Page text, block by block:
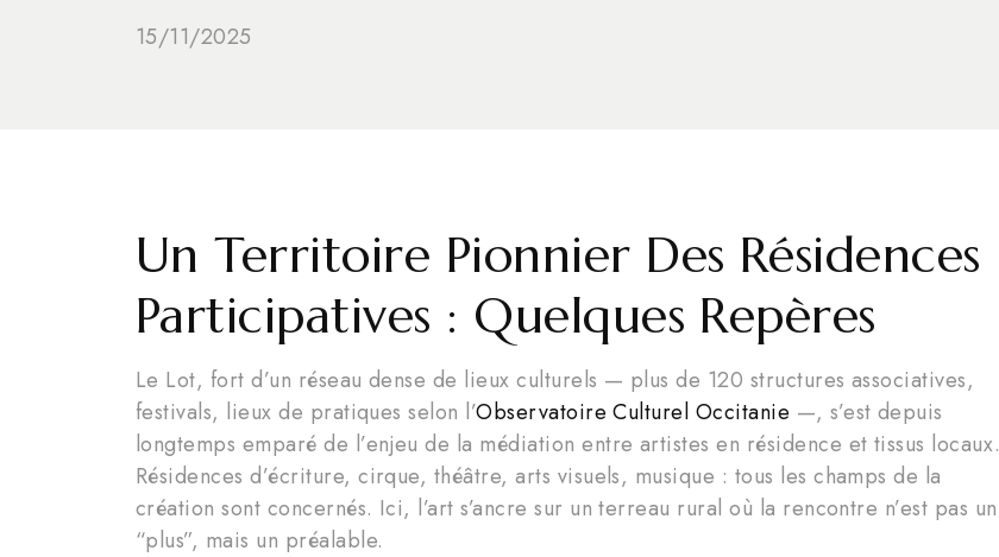
15/11/2025
Un Territoire Pionnier Des Résidences
Participatives : Quelques Repères
Le Lot, fort d’un réseau dense de lieux culturels — plus de 120 structures associatives,
festivals, lieux de pratiques selon l’Observatoire Culturel Occitanie —, s’est depuis
longtemps emparé de l’enjeu de la médiation entre artistes en résidence et tissus locaux.
Résidences d’écriture, cirque, théâtre, arts visuels, musique : tous les champs de la
création sont concernés. Ici, l’art s’ancre sur un terreau rural où la rencontre n’est pas un
“plus”, mais un préalable.